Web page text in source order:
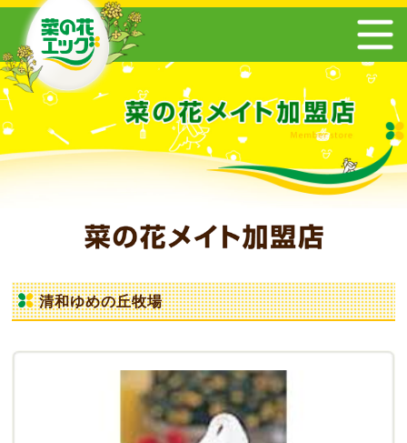
清和ゆめの丘牧場